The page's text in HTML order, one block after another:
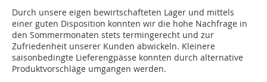
Durch unsere eigen bewirtschafteten Lager und mittels
einer guten Disposition konnten wir die hohe Nachfrage in
den Sommermonaten stets termingerecht und zur
Zufriedenheit unserer Kunden abwickeln. Kleinere
saisonbedingte Lieferengpässe konnten durch alternative
Produktvorschläge umgangen werden.